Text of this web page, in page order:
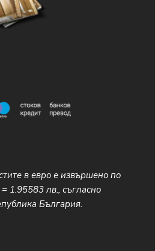
в евро е извършено по
1.95583 лв., съгласно
България.